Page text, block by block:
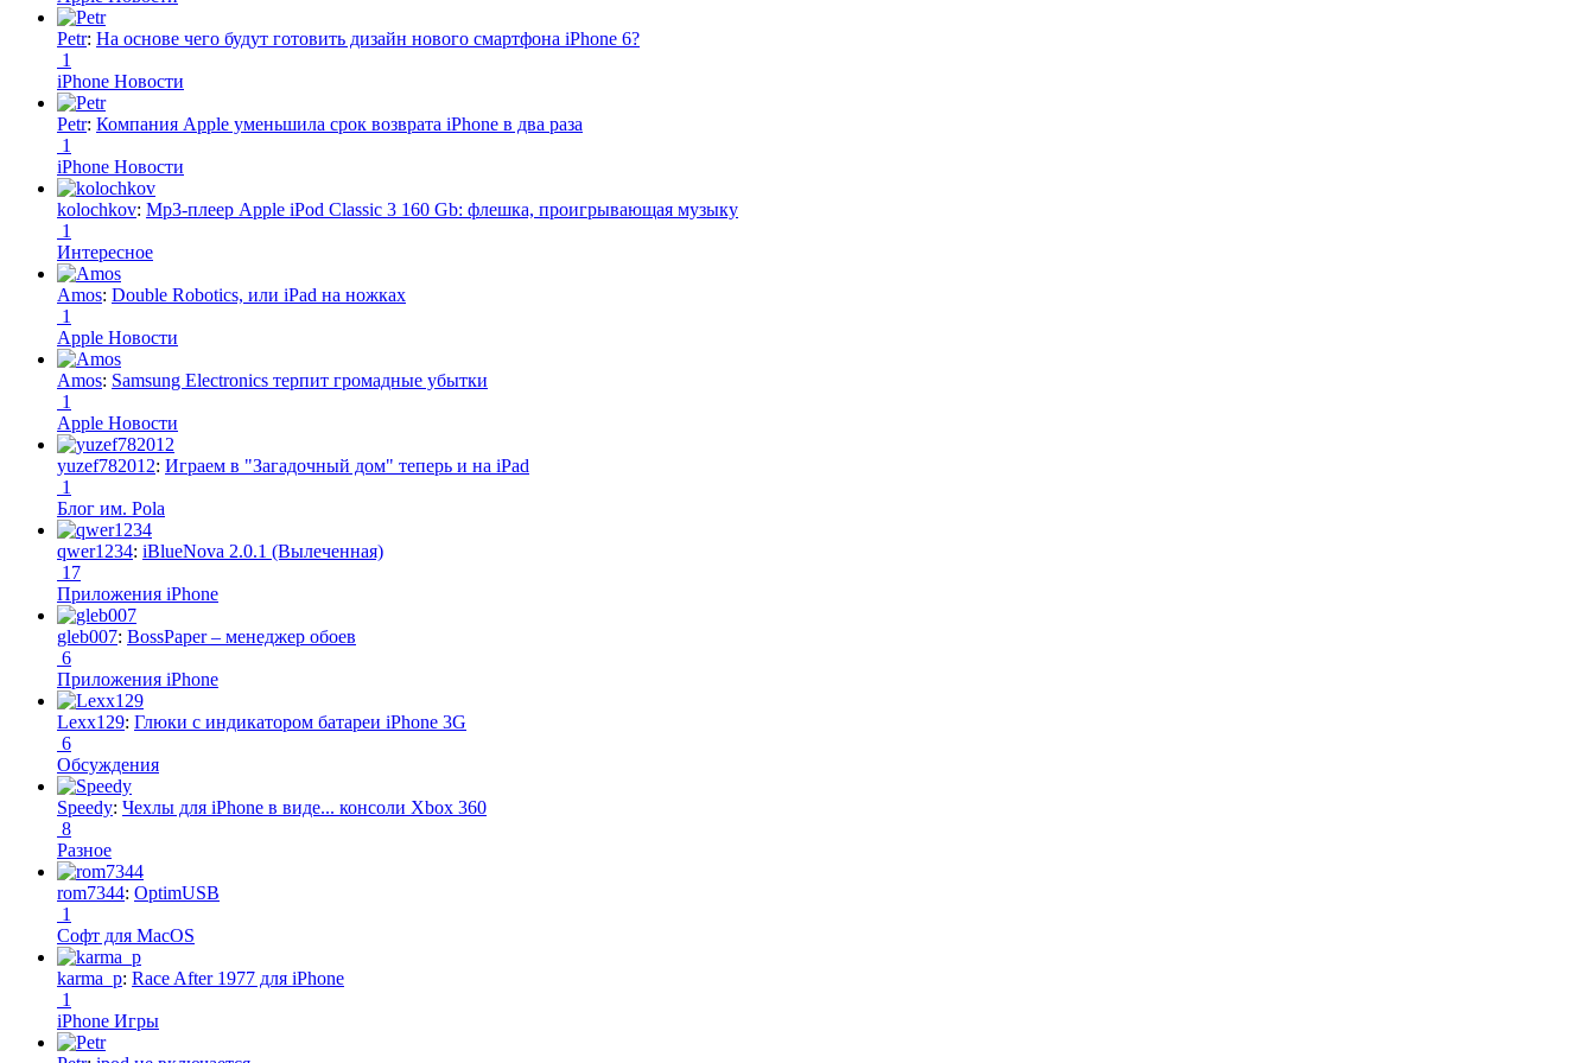
Petr: На основе чего будут готовить дизайн нового смартфона iPhone 6?
1
iPhone Новости
Petr: Компания Apple уменьшила срок возврата iPhone в два раза
1
iPhone Новости
kolochkov: Mp3-плеер Apple iPod Classic 3 160 Gb: флешка, проигрывающая музыку
1
Интересное
Amos: Double Robotics, или iPad на ножках
1
Apple Новости
Amos: Samsung Electronics терпит громадные убытки
1
Apple Новости
yuzef782012: Играем в "Загадочный дом" теперь и на iPad
1
Блог им. Pola
qwer1234: iBlueNova 2.0.1 (Вылеченная)
17
Приложения iPhone
gleb007: BossPaper – менеджер обоев
6
Приложения iPhone
Lexx129: Глюки с индикатором батареи iPhone 3G
6
Обсуждения
Speedy: Чехлы для iPhone в виде... консоли Xbox 360
8
Разное
rom7344: OptimUSB
1
Софт для MacOS
karma_p: Race After 1977 для iPhone
1
iPhone Игры